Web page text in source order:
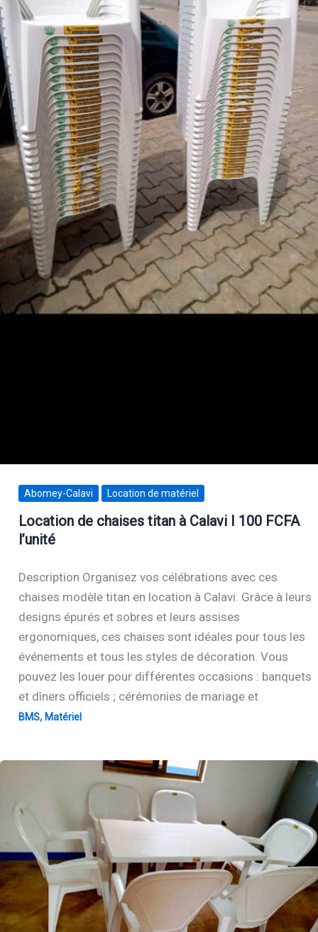
Abomey-Calavi Location de matériel
Location de chaises titan à Calavi I 100 FCFA
l’unité
Description Organisez vos célébrations avec ces
chaises modèle titan en location à Calavi. Grâce à leurs
designs épurés et sobres et leurs assises
ergonomiques, ces chaises sont idéales pour tous les
événements et tous les styles de décoration. Vous
pouvez les louer pour différentes occasions : banquets
et dîners officiels ; cérémonies de mariage et
BMS, Matériel